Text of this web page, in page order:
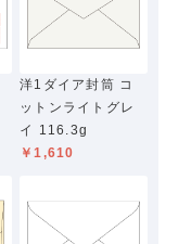
洋1ダイア封筒 コ
ットンライトグレ
イ 116.3g
￥1,610